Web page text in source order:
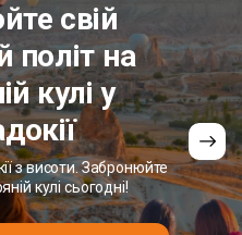
свій
політ на
кулі у
з висоти. Забронюйте
кулі сьогодні!